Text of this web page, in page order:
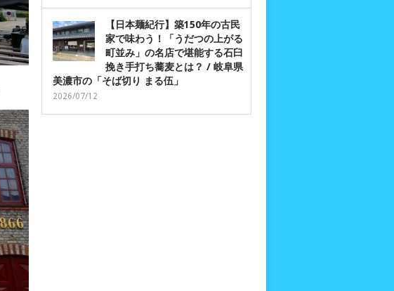
【日本麺紀行】築150年の古民
家で味わう！「うだつの上がる
町並み」の名店で堪能する石臼
挽き手打ち蕎麦とは？ / 岐阜県
美濃市の「そば切り まる伍」
2026/07/12